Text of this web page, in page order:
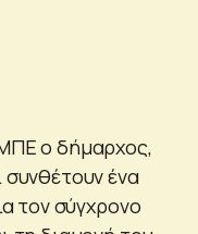
ο δήμαρχος,
συνθέτουν ένα
τον σύγχρονο